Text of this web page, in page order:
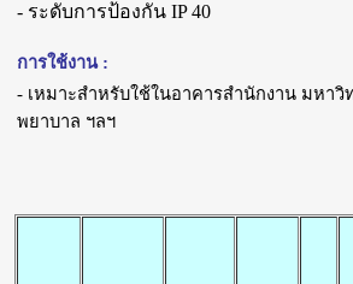
- ระดับการป้องกัน IP 40
การใช้งาน :
- เหมาะสำหรับใช้ในอาคารสำนักงาน มหาวิ
พยาบาล ฯลฯ